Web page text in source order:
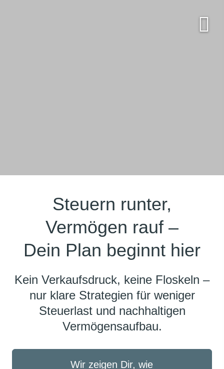
Steuern runter,
Vermögen rauf –
Dein Plan beginnt hier
Kein Verkaufsdruck, keine Floskeln –
nur klare Strategien für weniger
Steuerlast und nachhaltigen
Vermögensaufbau.
Wir zeigen Dir, wie